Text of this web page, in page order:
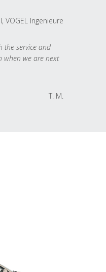
VOGEL Ingenieure
the service and
when we are next
T. M.